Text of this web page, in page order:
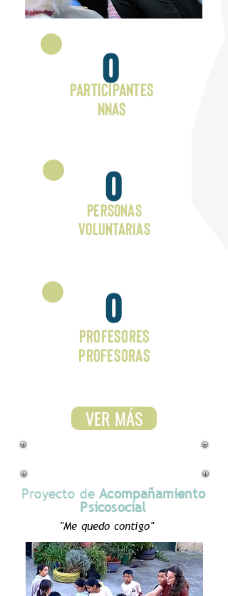
0
Participantes
NNAs
0
Personas
voluntarias
0
PROFESORES
PROFESORAS
VER MÁS
Proyecto deAcompañamiento
Psicosocial
"Me quedo contigo"